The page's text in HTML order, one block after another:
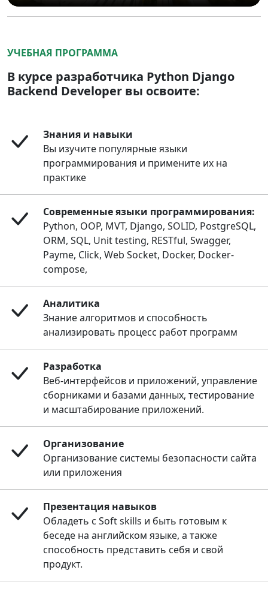
УЧЕБНАЯ ПРОГРАММА
В курсе разработчика Python Django
Backend Developer вы освоите:
Знания и навыки
Вы изучите популярные языки
программирования и примените их на
практике
Современные языки программирования:
Python, OOP, MVT, Django, SOLID, PostgreSQL,
ORM, SQL, Unit testing, RESTful, Swagger,
Payme, Click, Web Socket, Docker, Docker-
compose,
Аналитика
Знание алгоритмов и способность
анализировать процесс работ программ
Разработка
Веб-интерфейсов и приложений, управление
сборниками и базами данных, тестирование
и масштабирование приложений.
Организование
Организование системы безопасности сайта
или приложения
Презентация навыков
Обладеть с Soft skills и быть готовым к
беседе на английском языке, а также
способность представить себя и свой
продукт.